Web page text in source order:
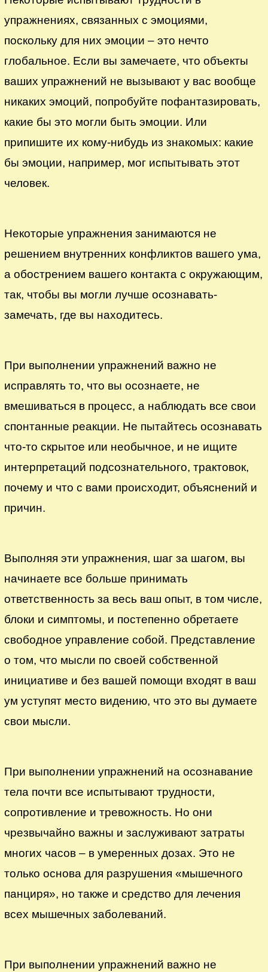
упражнениях, связанных с эмоциями,
поскольку для них эмоции – это нечто
глобальное. Если вы замечаете, что объекты
ваших упражнений не вызывают у вас вообще
никаких эмоций, попробуйте пофантазировать,
какие бы это могли быть эмоции. Или
припишите их кому-нибудь из знакомых: какие
бы эмоции, например, мог испытывать этот
человек.
Некоторые упражнения занимаются не
решением внутренних конфликтов вашего ума,
а обострением вашего контакта с окружающим,
так, чтобы вы могли лучше осознавать-
замечать, где вы находитесь.
При выполнении упражнений важно не
исправлять то, что вы осознаете, не
вмешиваться в процесс, а наблюдать все свои
спонтанные реакции. Не пытайтесь осознавать
что-то скрытое или необычное, и не ищите
интерпретаций подсознательного, трактовок,
почему и что с вами происходит, объяснений и
причин.
Выполняя эти упражнения, шаг за шагом, вы
начинаете все больше принимать
ответственность за весь ваш опыт, в том числе,
блоки и симптомы, и постепенно обретаете
свободное управление собой. Представление
о том, что мысли по своей собственной
инициативе и без вашей помощи входят в ваш
ум уступят место видению, что это вы думаете
свои мысли.
При выполнении упражнений на осознавание
тела почти все испытывают трудности,
сопротивление и тревожность. Но они
чрезвычайно важны и заслуживают затраты
многих часов – в умеренных дозах. Это не
только основа для разрушения «мышечного
панциря», но также и средство для лечения
всех мышечных заболеваний.
При выполнении упражнений важно не